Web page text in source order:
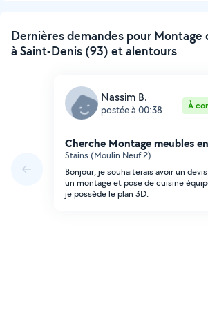
Dernières demandes pour Montage
à Saint-Denis (93) et alentours
Nassim B.
postée à 00:38 À
Cherche Montage meubles
Stains (Moulin Neuf 2)
Bonjour, je souhaiterais avoir un
un montage et pose de cuisine
je possède le plan 3D.